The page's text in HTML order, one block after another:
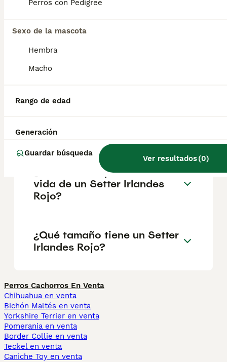
Perros con Pedigree
Sexo de la mascota
Hembra
Macho
Rango de edad
Generación
Guardar búsqueda
Ver resultados(0)
¿Cómo es el carácter de
Setter Irlandes Rojo?
Irlandes Rojo?
¿Cuál es la esperanza de
vida de un Setter Irlandes
Rojo?
¿Qué tamaño tiene un Setter
Irlandes Rojo?
Perros Cachorros En Venta
Chihuahua en venta
Bichón Maltés en venta
Yorkshire Terrier en venta
Pomerania en venta
Border Collie en venta
Teckel en venta
Caniche Toy en venta